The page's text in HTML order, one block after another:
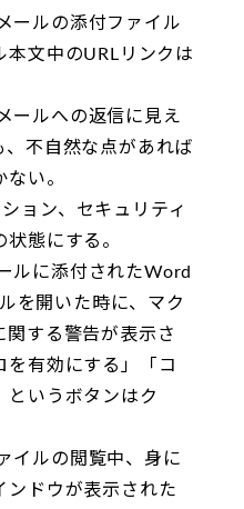
ールの添付ファイル
本文中のURLリンクは
ールへの返信に見え
、不自然な点があれば
い。
ョン、セキュリティ
態にする。
ルに添付されたWord
を開いた時に、マク
関する警告が表示さ
を有効にする」「コ
というボタンはク
イルの閲覧中、身に
ンドウが表示された